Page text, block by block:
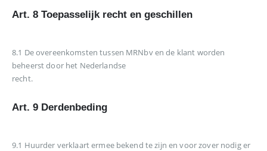
Art. 8 Toepasselijk recht en geschillen
8.1 De overeenkomsten tussen MRNbv en de klant worden
beheerst door het Nederlandse
recht.
Art. 9 Derdenbeding
9.1 Huurder verklaart ermee bekend te zijn en voor zover nodig er